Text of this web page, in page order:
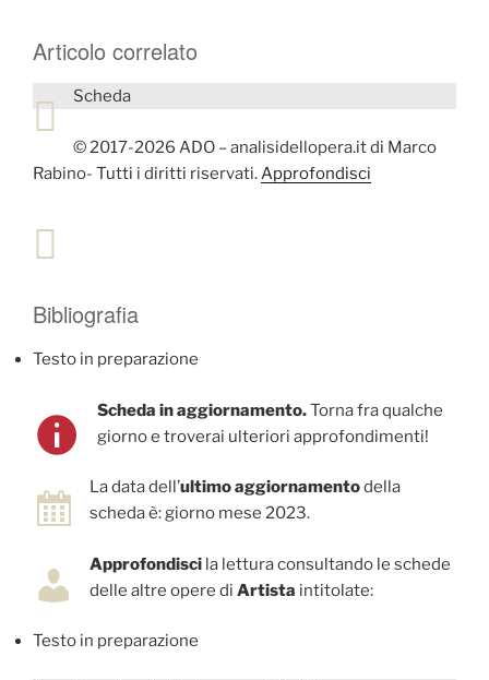
Articolo correlato
Scheda
© 2017-2026 ADO – analisidellopera.it di Marco
Rabino- Tutti i diritti riservati.Approfondisci
Bibliografia
Testo in preparazione
Scheda in aggiornamento.Torna fra qualche
giorno e troverai ulteriori approfondimenti!
La data dell’ultimo aggiornamentodella
scheda è: giorno mese 2023.
Approfondisci la lettura consultando le schede
delle altre opere di Artista intitolate:
Testo in preparazione